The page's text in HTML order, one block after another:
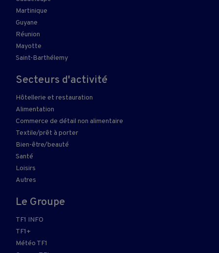
Martinique
Guyane
Réunion
Mayotte
Saint-Barthélemy
Secteurs d'activité
Hôtellerie et restauration
Alimentation
Commerce de détail non alimentaire
Textile/prêt à porter
Bien-être/beauté
Santé
Loisirs
Autres
Le Groupe
TF1 INFO
TF1+
Météo TF1